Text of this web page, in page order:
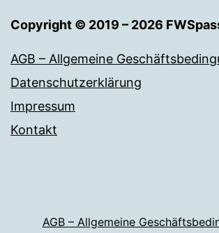
Copyright © 2019 – 2026
AGB – Allgemeine
Datenschutzerklärung
Impressum
Kontakt
AGB – Allgemeine